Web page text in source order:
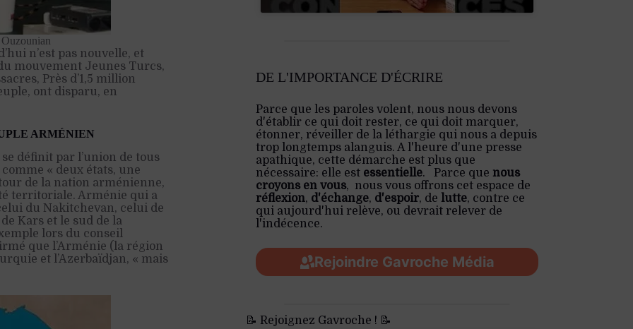
n’est pas nouvelle, et
mouvement Jeunes Turcs,
Près d’1,5 million
ont disparu, en
ARMÉNIEN
définit par l’union de tous
« deux états, une
de la nation arménienne,
territoriale. Arménie qui a
du Nakitchevan, celui de
Kars et le sud de la
lors du conseil
que l’Arménie (la région
et l’Azerbaïdjan, « mais
DE L'IMPORTANCE D'ÉCRIRE
Parce que les paroles volent, nous nous devons
d'établir ce qui doit rester, ce qui doit marquer,
étonner, réveiller de la léthargie qui nous a depuis
trop longtemps alanguis. A l'heure d'une presse
apathique, cette démarche est plus que
nécessaire: elle est essentielle. Parce que nous
croyons en vous, nous vous offrons cet espace de
réflexion, d'échange, d'espoir, de lutte, contre ce
qui aujourd'hui relève, ou devrait relever de
l'indécence.
Rejoindre Gavroche Média
📝 Rejoignez Gavroche ! 📝